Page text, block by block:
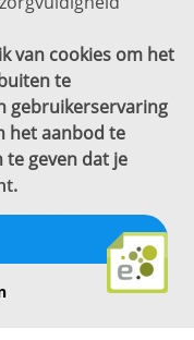
van cookies om het
te
gebruikerservaring
het aanbod te
te geven dat je
.